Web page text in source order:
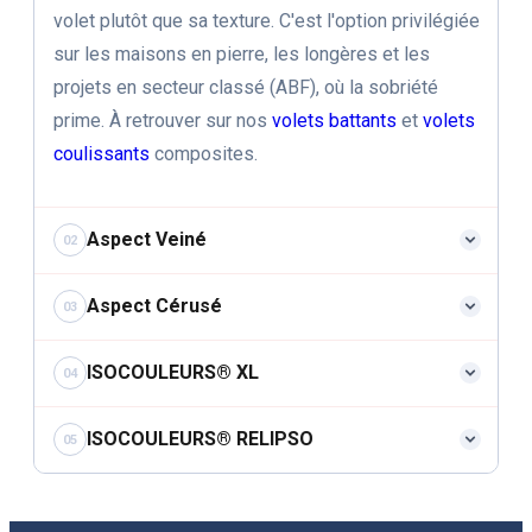
volet plutôt que sa texture. C'est l'option privilégiée
sur les maisons en pierre, les longères et les
projets en secteur classé (ABF), où la sobriété
prime. À retrouver sur nos volets battants et volets
coulissants composites.
02 Aspect Veiné
EXCLUSIVITÉ PRV
Aspect Veiné
03 Aspect Cérusé
04 ISOCOULEURS® XL
05 ISOCOULEURS® RELIPSO